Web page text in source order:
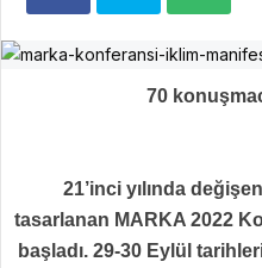
70
21’inci yılında
tasarlanan MARKA 2022
başladı. 29-30 Eylül